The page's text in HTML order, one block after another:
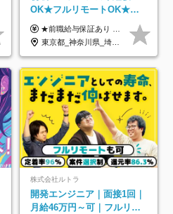
OK★フルリモートOK★月
給32万円～★残業月10h＆
年休120日以上★副業可
★前職給与保証あり ★月給32万円以上＋インセンティブあり 月給32万円以上＋インセンティブ＋各種手当 ※上記には固定残業代（月30時間・44,400円～）を含みます ※超過分は別途支給します ※試用期間はございません ★＼成果＝あなたの収入／★ 【1】案件単価ー8万円＝あなたの給与 参画したプロジェクトの案件単価から 一律8万円引いた金額があなたの給与です！ （月給例） ■1人称での構築・小規模な詳細設計 案件単価55万円ー8万円＝月給47万円（還元率85.5%） ■大型案件の設計・構築やプロジェクト管理 案件単価90万円ー8万円＝月給82万円（還元率91.1%） ‥‥‥‥‥‥‥‥‥‥‥‥‥‥‥‥‥‥ 【2】月給の他にも豊富なインセンティブあり 全員が月3～13万円のインセンティブをゲットしています！ ≪インセンティブ制度≫ 稼働している現場で増員・交代が発生し、 当社の人員を配属が決定した際に支給。 ◇C Addition正社員が参画 ：実粗利の10%／毎月 ◇協力会社所属の社員が参画：実粗利の30%／毎月 ≪リファラル制度≫ あなたの知り合いが当社のメンバーになった際に、 毎月1人あたり2万円支給します◎ ‥‥‥‥‥‥‥‥‥‥‥‥‥‥‥‥‥‥
東京都_神奈川県_埼玉県_千葉県_大阪府_愛知県_北海道_青森県_岩手県_宮城県_秋田県_山形県_福島県_茨城県_栃木県_群馬県_新潟県_山梨県_長野県_富山県_石川県_福井県_静岡県_岐阜県_三重県_兵庫県_京都府_滋賀県_奈良県_和歌山県_広島県_岡山県_鳥取県_島根県_山口県_徳島県_香川県_愛媛県_高知県_福岡県_熊本県_佐賀県_長崎県_大分県_宮崎県_鹿児島県_沖縄県
株式会社ルトラ
開発エンジニア｜面接1回｜
月給46万円～可｜フルリモ